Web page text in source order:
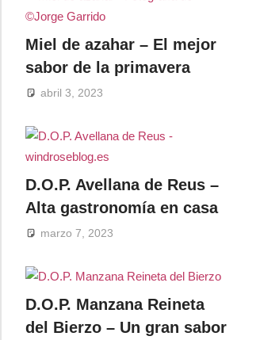
Miel de azahar – El mejor
sabor de la primavera
abril 3, 2023
D.O.P. Avellana de Reus –
Alta gastronomía en casa
marzo 7, 2023
D.O.P. Manzana Reineta
del Bierzo – Un gran sabor